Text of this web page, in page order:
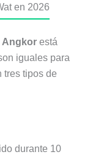
en 2026
Angkorestá
iguales para
tres tipos de
durante 10